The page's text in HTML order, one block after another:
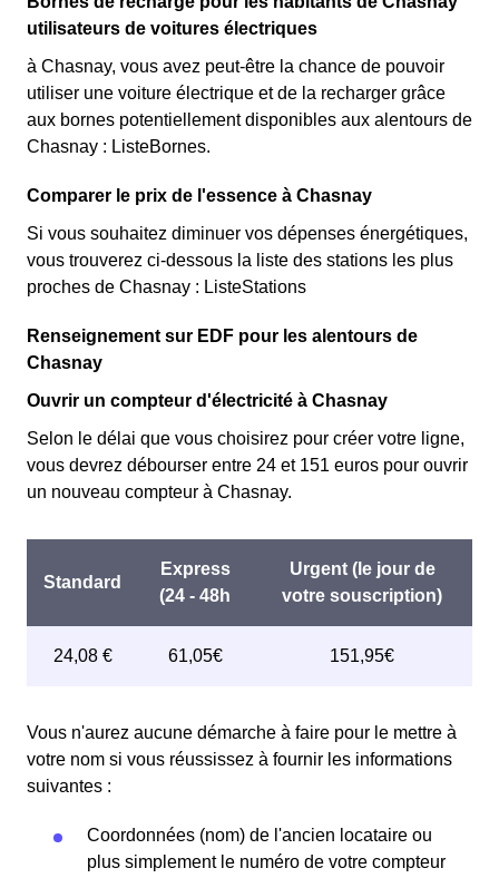
utilisateurs de voitures électriques
à Chasnay, vous avez peut-être la chance de pouvoir
utiliser une voiture électrique et de la recharger grâce
aux bornes potentiellement disponibles aux alentours de
Chasnay : ListeBornes.
Comparer le prix de l'essence à Chasnay
Si vous souhaitez diminuer vos dépenses énergétiques,
vous trouverez ci-dessous la liste des stations les plus
proches de Chasnay : ListeStations
Renseignement sur EDF pour les alentours de
Chasnay
Ouvrir un compteur d'électricité à Chasnay
Selon le délai que vous choisirez pour créer votre ligne,
vous devrez débourser entre 24 et 151 euros pour ouvrir
un nouveau compteur à Chasnay.
Vous n'aurez aucune démarche à faire pour le mettre à
votre nom si vous réussissez à fournir les informations
suivantes :
Coordonnées (nom) de l'ancien locataire ou
plus simplement le numéro de votre compteur